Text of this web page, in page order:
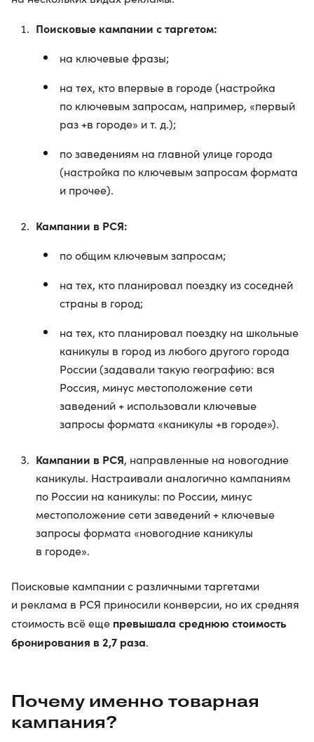
Поисковые кампании с таргетом:
на ключевые фразы;
на тех, кто впервые в городе (настройка
по ключевым запросам, например, «первый
раз +в городе» и т. д.);
по заведениям на главной улице города
(настройка по ключевым запросам формата
и прочее).
Кампании в РСЯ:
по общим ключевым запросам;
на тех, кто планировал поездку из соседней
страны в город;
на тех, кто планировал поездку на школьные
каникулы в город из любого другого города
России (задавали такую географию: вся
Россия, минус местоположение сети
заведений + использовали ключевые
запросы формата «каникулы +в городе»).
Кампании в РСЯ, направленные на новогодние
каникулы. Настраивали аналогично кампаниям
по России на каникулы: по России, минус
местоположение сети заведений + ключевые
запросы формата «новогодние каникулы
в городе».
Поисковые кампании с различными таргетами
и реклама в РСЯ приносили конверсии, но их средняя
стоимость всё еще превышала среднюю стоимость
бронирования в 2,7 раза.
Почему именно товарная
кампания?